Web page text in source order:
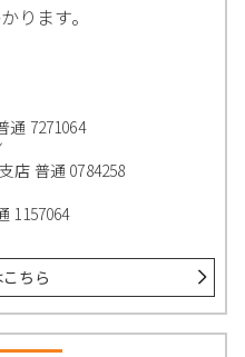
ります。
通 7271064
店 普通 0784258
1157064
ちら